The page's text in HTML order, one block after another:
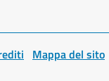
Mappa del sito